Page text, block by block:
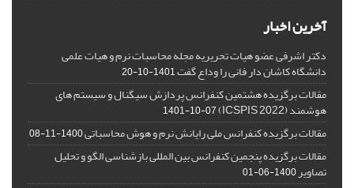
آخرین اخبار
دکتر اشرفی عضو هیات تحریریه مجله محاسبات نرم و هیات علمی
دانشگاه کاشان دار فانی را وداع گفت1401-10-20
مقالات برگزیده هشتمین کنفرانس پردازش سیگنال و سیستم های
هوشمند (ICSPIS 2022) 1401-10-07
مقالات برگزیده کنفرانس ملی رایانش نرم و هوش محاسباتی1400-11-08
مقالات برگزیده پنجمین کنفرانس بین المللی بازشناسی الگو و تحلیل
تصاویر1400-06-01